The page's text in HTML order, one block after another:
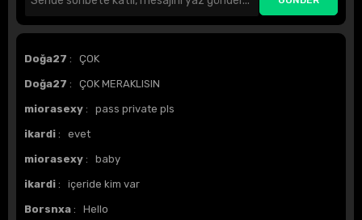
Doğa27 : ÇOK
Doğa27 : ÇOK MERAKLISIN
miorasexy : pass private pls
ikardi : evet
miorasexy : baby
ikardi : içeride kim var
Borsnxa : Hello